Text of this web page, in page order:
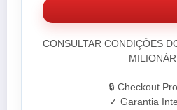
CONSULTAR CONDIÇÕES
🔒 Checkout
✓ Garantia